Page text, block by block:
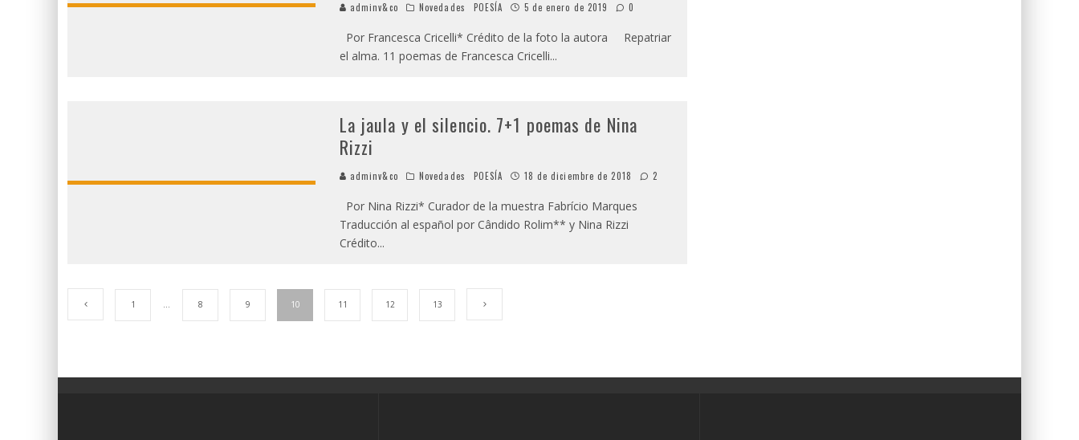
adminv&co Novedades POESÍA 5 de enero de 2019 0
Por Francesca Cricelli* Crédito de la foto la autora Repatriar
el alma. 11 poemas de Francesca Cricelli...
La jaula y el silencio. 7+1 poemas de Nina
Rizzi
adminv&co Novedades POESÍA 18 de diciembre de 2018 2
Por Nina Rizzi* Curador de la muestra Fabrício Marques
Traducción al español por Cândido Rolim** y Nina Rizzi
Crédito...
1 … 8 9 10 11 12 13